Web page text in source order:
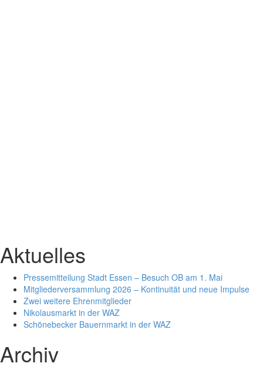
Aktuelles
Pressemitteilung Stadt Essen – Besuch OB am 1. Mai
Mitgliederversammlung 2026 – Kontinuität und neue Impulse
Zwei weitere Ehrenmitglieder
Nikolausmarkt in der WAZ
Schönebecker Bauernmarkt in der WAZ
Archiv